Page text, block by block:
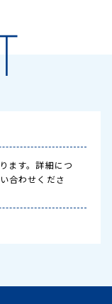
ます。詳細につ
合わせくださ